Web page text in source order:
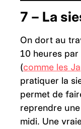
7 – La
On dort au
10 heures
(comme les
pratiquer la
permet de
reprendre
midi. Une